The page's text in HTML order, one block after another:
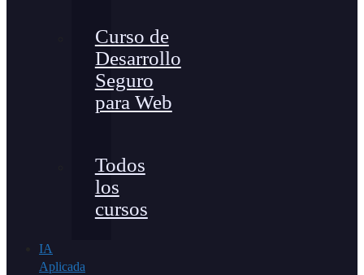
Curso de
Desarrollo
Seguro
para Web
Todos
los
cursos
IA
Aplicada